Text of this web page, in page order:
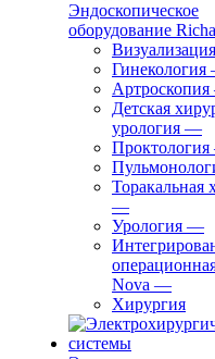
Эндоскопическое
оборудование
Визуализация
Гинекология
Артроскопия
Детская
урология —
Проктология
Торакальная
—
Урология —
Nova —
Хирургия